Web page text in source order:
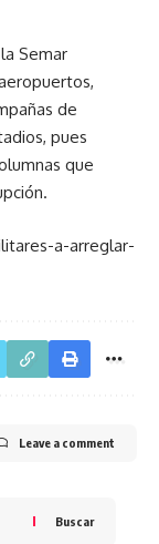
Semar
de
pues
que
a-arreglar-
Leave a comment
Buscar